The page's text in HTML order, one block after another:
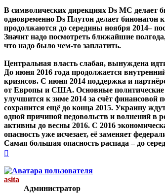
В символических дирекциях Ds МС делает
одновременно Ds Плутон делает бинонагон
продолжаются до середины ноября 2014–
Значит надо посмотреть ближайшие
что надо было чем-то заплатить.
Центральная власть слабая, вынуждена
До июня 2016 года продолжается
кризисов. С июня 2014 поддержка и
от Европы и США. Основные политические
улучшится к зиме 2014 за счёт финансовой
сохранится ещё до конца 2015. Украину
одной причиной недовольств и волнений в
активны до весны 2016. С 2016
опасность уже исчезает, её заменяет
Самая большая опасность распада – до
началу
asita
Администратор